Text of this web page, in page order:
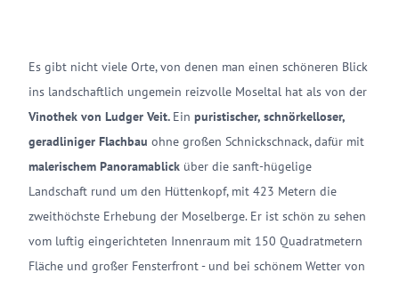
Es gibt nicht viele Orte, von denen man einen schöneren Blick
ins landschaftlich ungemein reizvolle Moseltal hat als von der
Vinothek von Ludger Veit. Ein puristischer, schnörkelloser,
geradliniger Flachbau ohne großen Schnickschnack, dafür mit
malerischem Panoramablick über die sanft-hügelige
Landschaft rund um den Hüttenkopf, mit 423 Metern die
zweithöchste Erhebung der Moselberge. Er ist schön zu sehen
vom luftig eingerichteten Innenraum mit 150 Quadratmetern
Fläche und großer Fensterfront - und bei schönem Wetter von